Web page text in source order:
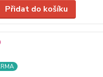
Přidat do košíku